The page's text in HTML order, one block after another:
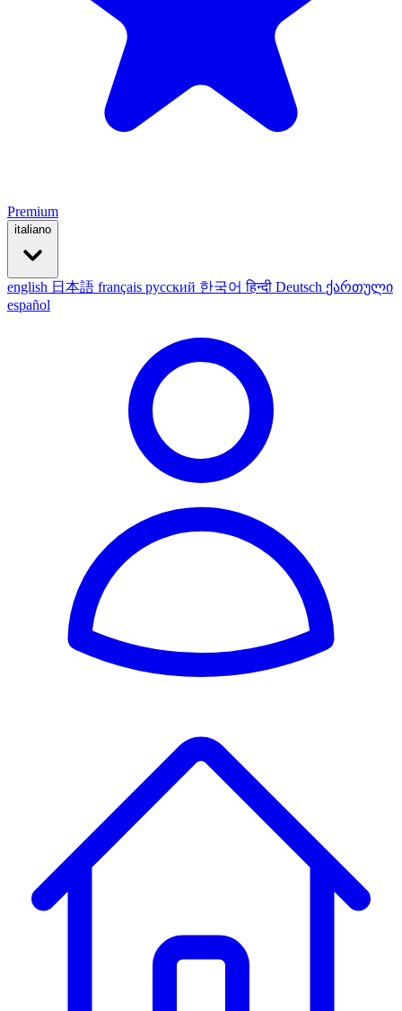
Premium
italiano
english 日本語 français русский 한국어हिन्दी Deutsch ქართული
español